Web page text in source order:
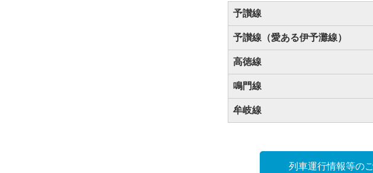
予讃線
予讃線（愛ある伊予灘線）
高徳線
鳴門線
牟岐線
列車運行情報等の